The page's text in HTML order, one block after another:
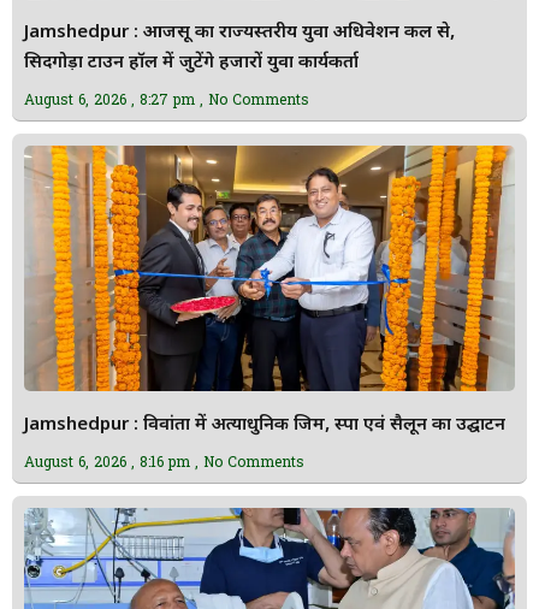
Jamshedpur : आजसू का राज्यस्तरीय युवा अधिवेशन कल से,
सिदगोड़ा टाउन हॉल में जुटेंगे हजारों युवा कार्यकर्ता
August 6, 2026 8:27 pm No Comments
Jamshedpur : विवांता में अत्याधुनिक जिम, स्पा एवं सैलून का उद्घाटन
August 6, 2026 8:16 pm No Comments